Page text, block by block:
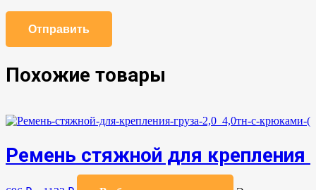
Похожие товары
Ремень стяжной для крепления